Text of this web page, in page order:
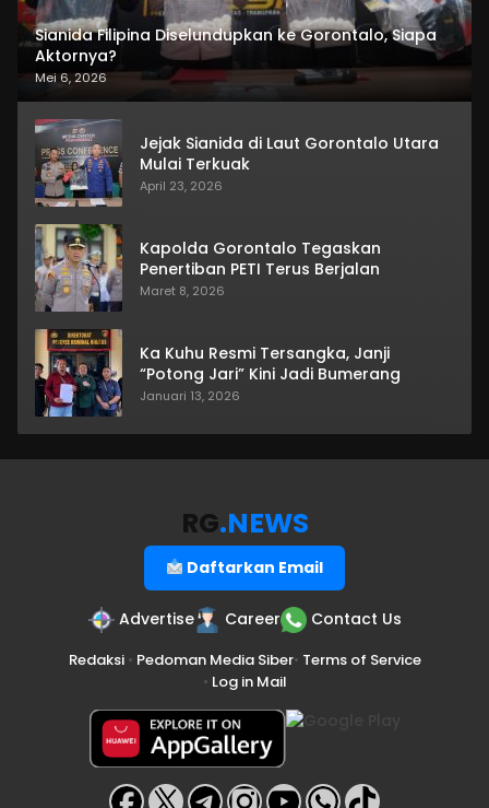
Sianida Filipina Diselundupkan ke Gorontalo, Siapa
Aktornya?
Mei 6, 2026
Jejak Sianida di Laut Gorontalo Utara
Mulai Terkuak
April 23, 2026
Kapolda Gorontalo Tegaskan
Penertiban PETI Terus Berjalan
Maret 8, 2026
Ka Kuhu Resmi Tersangka, Janji
“Potong Jari” Kini Jadi Bumerang
Januari 13, 2026
RG.NEWS
Daftarkan Email
Advertise Career Contact Us
Redaksi• Pedoman Media Siber• Terms of Service
• Log in Mail